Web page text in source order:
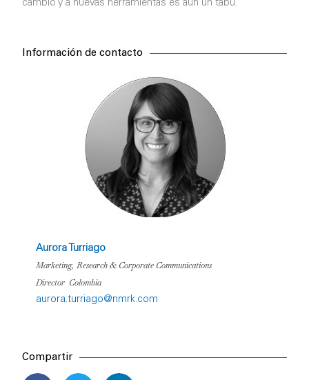
cambio y a nuevas herramientas es aún un tabú.
Información de contacto
Aurora Turriago
Marketing, Research & Corporate Communications
Director Colombia
aurora.turriago@nmrk.com
Compartir